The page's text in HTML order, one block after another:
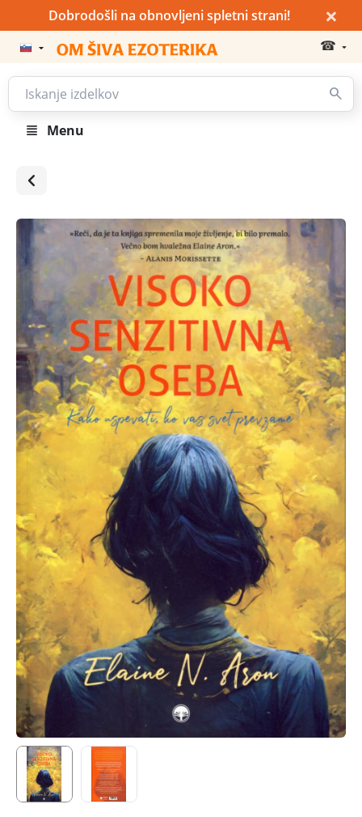
Dobrodošli na obnovljeni spletni strani! ×
☎
Menu